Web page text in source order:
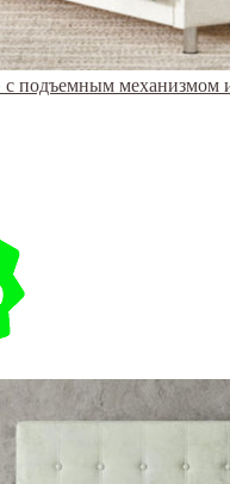
с подъемным механизмом